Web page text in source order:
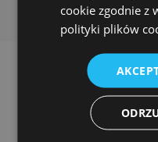
cookie zgodnie z
polityki plików